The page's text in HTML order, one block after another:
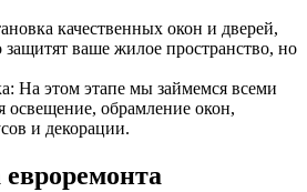
качественных окон и дверей,
защитят ваше жилое пространство, но
На этом этапе мы займемся всеми
освещение, обрамление окон,
и декорации.